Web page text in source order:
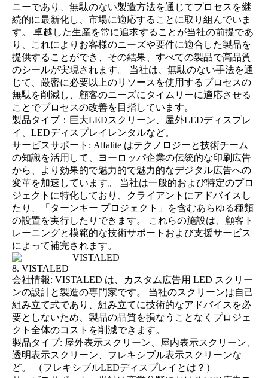
ニーであり、無駄のない製造方法を通じてプロセスを継
続的に最新化し、市場に適応することに取り組んでいま
す。 卓越した生産を常に追求することが当社の前提であ
り、これによりお客様のニーズや要件に適合した製品を
提供することができ、その結果、すべての製品で高品質
のシールが実現されます。 当社は、無駄のない手法を通
じて、厳密に必要以上のリソースを使用するプロセスの
無駄を削減し、顧客のニーズにタイムリーに適応させる
ことでプロセスの改善を目指しています。
製品タイプ：巨大LEDスクリーン、屋外LEDディスプレ
イ、LEDディスプレイレンタルなど。
サービスサポート: Alfalite はテクノロジーと技術チーム
の知識を活用して、ヨーロッパ企業の伝統的な印刷広告
から、より効果的で魅力的で魅力的なデジタル広告への
変革を加速しています。 当社は一般的および特定のプロ
ジェクトに特化しており、クライアントにアドバイスし
たり、「ターンキー プロジェクト」を含むあらゆる種類
の設置を実行したりできます。 これらの施設は、顧客ト
レーニングと模範的な技術サポートおよび支援サービス
によって補完されます。
8. VISTALED
会社情報: VISTALED は、カスタム広告用 LED スクリー
ンの設計と製造の専門家です。 当社のスクリーンは自己
組み立て式であり、組み立てに技術的なアドバイスを必
要としないため、製品の品質を損なうことなくプロジェ
クト全体のコストを削減できます。
製品タイプ: 屋外表示スクリーン、屋内表示スクリーン、
透明表示スクリーン、フレキシブル表示スクリーンな
ど。 （フレキシブルLEDディスプレイとは？ ）